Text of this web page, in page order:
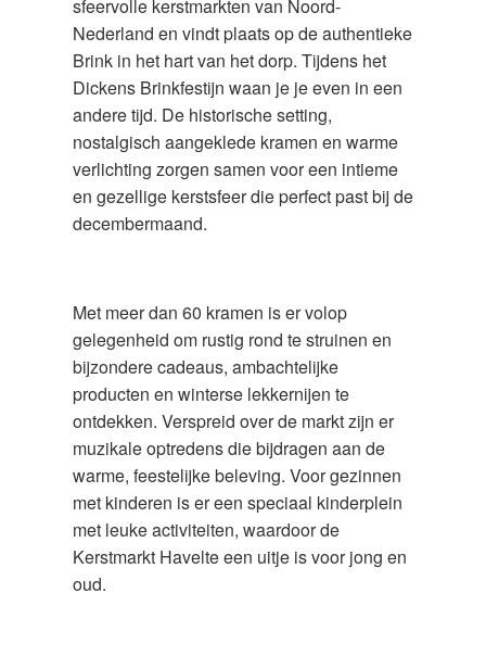
sfeervolle kerstmarkten van Noord-
Nederland en vindt plaats op de authentieke
Brink in het hart van het dorp. Tijdens het
Dickens Brinkfestijn waan je je even in een
andere tijd. De historische setting,
nostalgisch aangeklede kramen en warme
verlichting zorgen samen voor een intieme
en gezellige kerstsfeer die perfect past bij de
decembermaand.
Met meer dan 60 kramen is er volop
gelegenheid om rustig rond te struinen en
bijzondere cadeaus, ambachtelijke
producten en winterse lekkernijen te
ontdekken. Verspreid over de markt zijn er
muzikale optredens die bijdragen aan de
warme, feestelijke beleving. Voor gezinnen
met kinderen is er een speciaal kinderplein
met leuke activiteiten, waardoor de
Kerstmarkt Havelte een uitje is voor jong en
oud.